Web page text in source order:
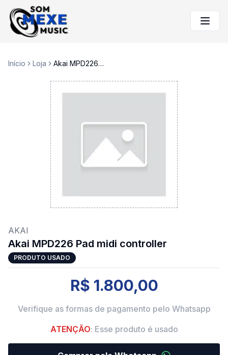
Início Loja Akai MPD226 Pad midi controller
AKAI
Akai MPD226 Pad midi controller
PRODUTO USADO
R$ 1.800,00
Verifique as formas de pagamento pelo Whatsapp
ATENÇÃO: Esse produto é usado